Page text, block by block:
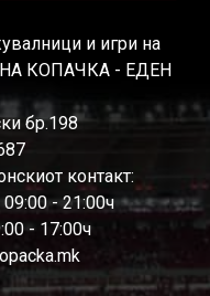
и игри на
КОПАЧКА - ЕДЕН
бр.198
контакт:
- 21:00ч
- 17:00ч